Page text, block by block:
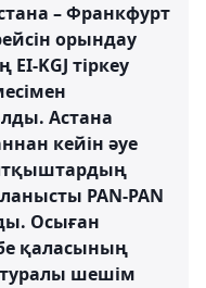
– Франкфурт
орындау
KGJ тіркеу
Астана
кейін әуе
PAN-PAN
Осыған
қаласының
шешім